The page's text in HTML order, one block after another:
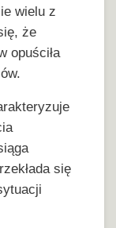
wielu z
że
opuściła
się